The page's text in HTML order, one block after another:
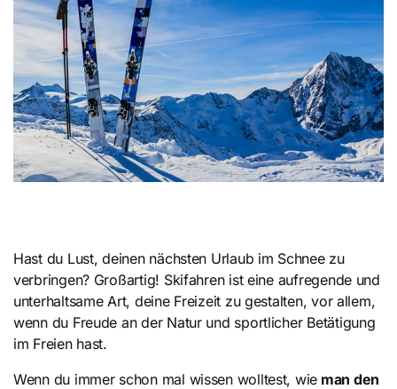
Hast du Lust, deinen nächsten Urlaub im Schnee zu
verbringen? Großartig! Skifahren ist eine aufregende und
unterhaltsame Art, deine Freizeit zu gestalten, vor allem,
wenn du Freude an der Natur und sportlicher Betätigung
im Freien hast.
Wenn du immer schon mal wissen wolltest, wie man den